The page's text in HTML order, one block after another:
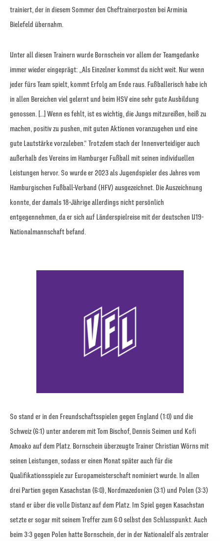
trainiert, der in diesem Sommer den Cheftrainerposten bei Arminia
Bielefeld übernahm.
Unter all diesen Trainern wurde Bornschein vor allem der Teamgedanke
immer wieder eingeprägt: „Als Einzelner kommst du nicht weit. Nur wenn
jeder fürs Team spielt, kommt Erfolg am Ende raus. Fußballerisch habe ich
in allen Bereichen viel gelernt und beim HSV eine sehr gute Ausbildung
genossen. […] Wenn es fehlt, ist es wichtig, die Jungs mitzureißen, heiß zu
machen, positiv zu pushen, mit guten Aktionen voranzugehen und eine
gute Lautstärke vorzuleben.“ Trotzdem stach der Innenverteidiger auch
außerhalb des Vereins im Hamburger Fußball mit seinen individuellen
Leistungen hervor. So wurde er 2023 als Jugendspieler des Jahres vom
Hamburgischen Fußball-Verband (HFV) ausgezeichnet. Die Auszeichnung
konnte, der damals 18-Jährige allerdings nicht persönlich
entgegennehmen, da er sich auf Länderspielreise mit der deutschen U19-
Nationalmannschaft befand.
So stand er in den Freundschaftsspielen gegen England (1:0) und die
Schweiz (6:1) unter anderem mit Tom Bischof, Dennis Seimen und Kofi
Amoako auf dem Platz. Bornschein überzeugte Trainer Christian Wörns mit
seinen Leistungen, sodass er einen Monat später auch für die
Qualifikationsspiele zur Europameisterschaft nominiert wurde. In allen
drei Partien gegen Kasachstan (6:0), Nordmazedonien (3:1) und Polen (3:3)
stand er über die volle Distanz auf dem Platz. Im Spiel gegen Kasachstan
setzte er sogar mit seinem Treffer zum 6:0 selbst den Schlusspunkt. Auch
beim 3:3 gegen Polen hatte Bornschein, der in der Nationalelf als zentraler